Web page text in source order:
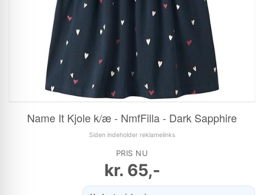
Name It Kjole k/æ - NmfFilla - Dark Sapphire
Siden indeholder reklamelinks
PRIS NU
kr.65,-